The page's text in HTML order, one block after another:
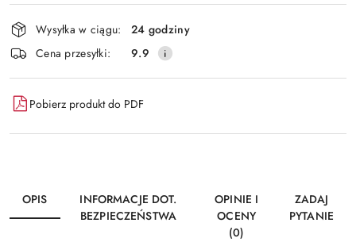
Wyślij
Dostępność
i
dostawa
Wysyłka w ciągu:
24 godziny
Cena przesyłki:
9.9
Pobierz produkt do PDF
OPIS
INFORMACJE DOT.
BEZPIECZEŃSTWA
OPINIE I
OCENY
(0)
ZADAJ
PYTANIE